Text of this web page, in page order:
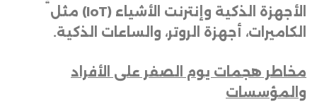
الأجهزة الذكية وإنترنت الأشياء (IoT)
مثل
الكاميرات، أجهزة الروتر، والساعات الذكية.
مخاطر هجمات يوم الصفر على الأفراد
والمؤسسات